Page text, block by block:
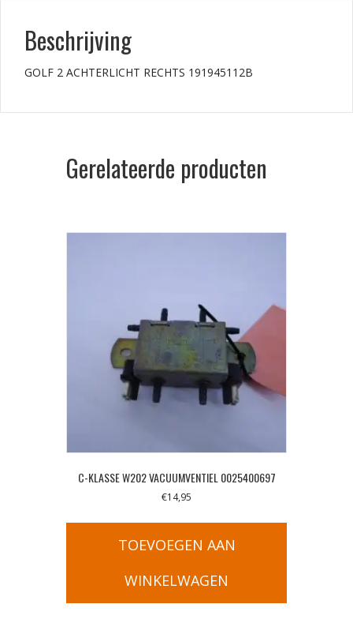
Beschrijving
GOLF 2 ACHTERLICHT RECHTS 191945112B
Gerelateerde producten
C-KLASSE W202 VACUUMVENTIEL 0025400697
€14,95
TOEVOEGEN AAN
WINKELWAGEN